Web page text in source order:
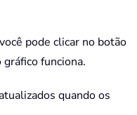
pode clicar no botão
funciona.
quando os